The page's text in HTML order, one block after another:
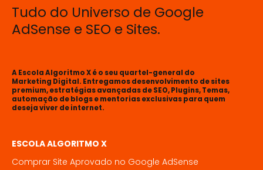
Tudo do Universo de Google
AdSense e SEO e Sites.
A Escola Algoritmo X é o seu quartel-general do
Marketing Digital. Entregamos desenvolvimento de sites
premium, estratégias avançadas de SEO, Plugins, Temas,
automação de blogs e mentorias exclusivas para quem
deseja viver de internet.
ESCOLA ALGORITMO X
Comprar Site Aprovado no Google AdSense